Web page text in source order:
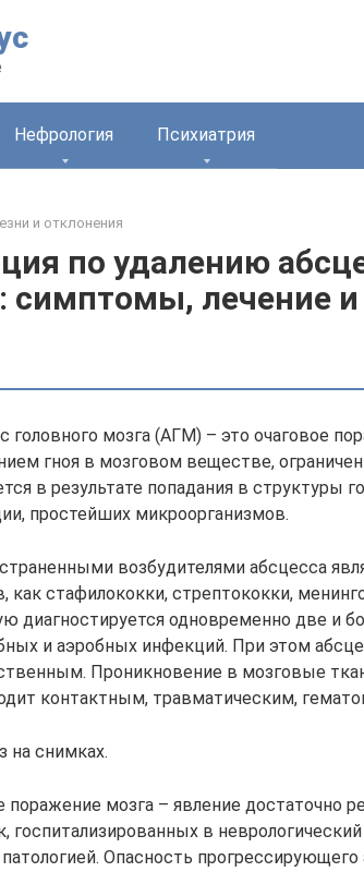
Нефрология Психиатрия
и отклонения
по удалению
симптомы, лечение
головного мозга (АГМ) – это очаговое
гноя в мозговом веществе,
в результате попадания в структуры
простейших микроорганизмов.
возбудителями абсцесса
как стафилококки, стрептококки,
диагностируется одновременно две и
и аэробных инфекций. При этом
Проникновение в мозговые
контактным, травматическим,
на снимках.
поражение мозга – явление достаточно
госпитализированных в
Опасность